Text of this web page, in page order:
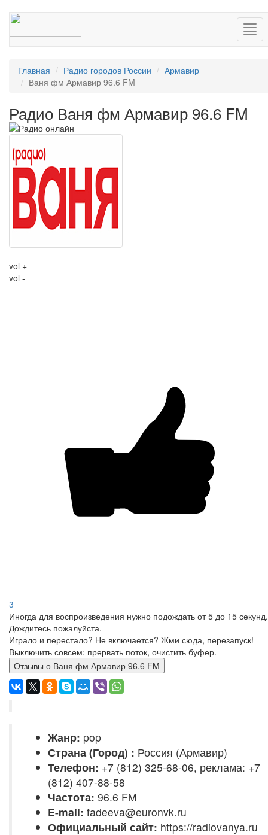
Главная Радио городов России
Армавир
Ваня фм Армавир 96.6 FM
Радио Ваня фм Армавир 96.6 FM
vol +
vol -
3
Иногда для воспроизведения нужно подождать от 5 до 15 секунд.
Дождитесь пожалуйста.
Играло и перестало? Не включается? Жми сюда, перезапуск!
Выключить совсем: прервать поток, очистить буфер.
Отзывы о Ваня фм Армавир 96.6 FM
Жанр: pop
Страна (Город) : Россия (Армавир)
Телефон: +7 (812) 325-68-06, реклама: +7
(812) 407-88-58
Частота: 96.6 FM
E-mail: fadeeva@euronvk.ru
Официальный сайт: https://radiovanya.ru